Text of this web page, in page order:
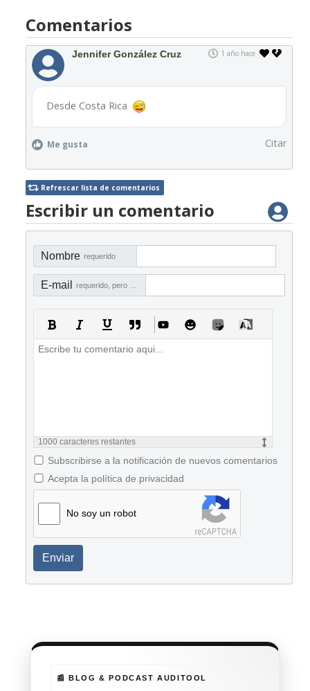
Comentarios
Jennifer González Cruz 1 año hace
Desde Costa Rica
Me gusta Citar
Refrescar lista de comentarios
Escribir un comentario
Nombre requerido
E-mail
1000 caracteres restantes
Subscribirse a la notificación de nuevos comentarios
Acepta la política de privacidad
No soy un robot
Enviar
📰 BLOG & PODCAST AUDITOOL